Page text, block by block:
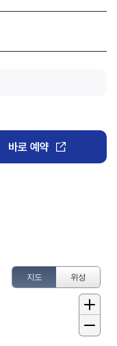
바로 예약
지도 위성